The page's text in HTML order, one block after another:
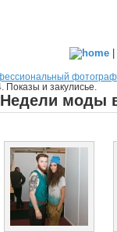
|
фотограф
Показы и закулисье.
моды в